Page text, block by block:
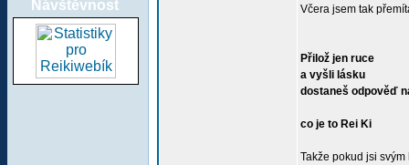
Návštěvnost Včera jsem tak
Přilož jen ruce
a vyšli lásku
dostaneš odpověď
co je to Rei Ki
Takže pokud jsi